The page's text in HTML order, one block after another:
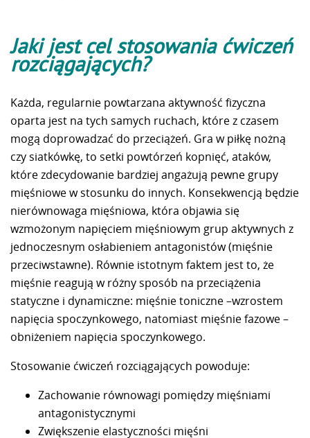
Jaki jest cel stosowania ćwiczeń
rozciągających?
Każda, regularnie powtarzana aktywność fizyczna
oparta jest na tych samych ruchach, które z czasem
mogą doprowadzać do przeciążeń. Gra w piłkę nożną
czy siatkówkę, to setki powtórzeń kopnięć, ataków,
które zdecydowanie bardziej angażują pewne grupy
mięśniowe w stosunku do innych. Konsekwencją będzie
nierównowaga mięśniowa, która objawia się
wzmożonym napięciem mięśniowym grup aktywnych z
jednoczesnym osłabieniem antagonistów (mięśnie
przeciwstawne). Równie istotnym faktem jest to, że
mięśnie reagują w różny sposób na przeciążenia
statyczne i dynamiczne: mięśnie toniczne –wzrostem
napięcia spoczynkowego, natomiast mięśnie fazowe –
obniżeniem napięcia spoczynkowego.
Stosowanie ćwiczeń rozciągających powoduje:
Zachowanie równowagi pomiędzy mięśniami
antagonistycznymi
Zwiększenie elastyczności mięśni